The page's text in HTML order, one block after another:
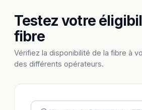
Testez votre
fibre
Vérifiez la disponibilité de la fibre à
des différents opérateurs.